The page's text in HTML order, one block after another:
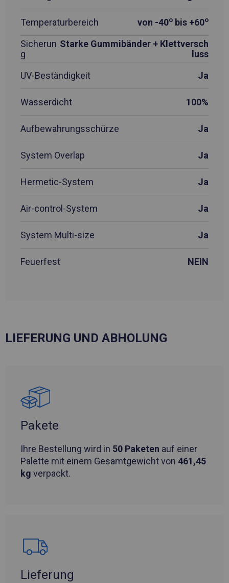
Temperaturbereich von -40o bis +60o
Sicherun
g
Starke Gummibänder + Klettversch
luss
UV-Beständigkeit
Ja
Wasserdicht 100%
Aufbewahrungsschürze Ja
System Overlap Ja
Hermetic-System Ja
Air-control-System Ja
System Multi-size Ja
Feuerfest NEIN
LIEFERUNG UND ABHOLUNG
Pakete
Ihre Bestellung wird in 50 Paketen auf einer
Palette mit einem Gesamtgewicht von 461,45
kg verpackt.
Lieferung